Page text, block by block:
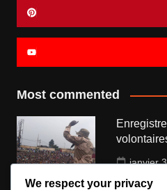
Most commented
janvier
We respect your privacy